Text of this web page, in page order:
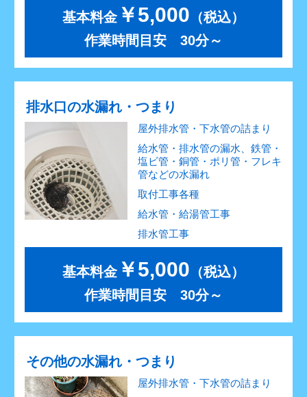
基本料金￥5,000 （税込）
作業時間目安 30分～
排水口の水漏れ・つまり
屋外排水管・下水管の詰まり
給水管・排水管の漏水、鉄管・
塩ビ管・銅管・ポリ管・フレキ
管などの水漏れ
取付工事各種
給水管・給湯管工事
排水管工事
基本料金￥5,000 （税込）
作業時間目安 30分～
その他の水漏れ・つまり
屋外排水管・下水管の詰まり